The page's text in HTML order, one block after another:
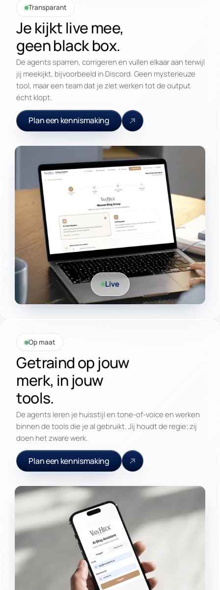
Transparant
Je kijkt live mee,
geen black box.
De agents sparren, corrigeren en vullen elkaar aan terwijl
jij meekijkt, bijvoorbeeld in Discord. Geen mysterieuze
tool, maar een team dat je ziet werken tot de output
écht klopt.
Plan een kennismaking
Live
Op maat
Getraind op jouw
merk, in jouw
tools.
De agents leren je huisstijl en tone-of-voice en werken
binnen de tools die je al gebruikt. Jij houdt de regie; zij
doen het zware werk.
Plan een kennismaking